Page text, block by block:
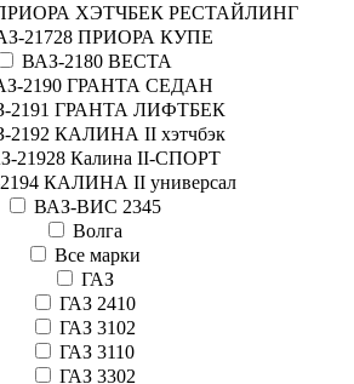
ПРИОРА ХЭТЧБЕК РЕСТАЙЛИНГ
21728 ПРИОРА КУПЕ
ВАЗ-2180 ВЕСТА
2190 ГРАНТА СЕДАН
2191 ГРАНТА ЛИФТБЕК
2192 КАЛИНА II хэтчбэк
21928 Калина II-СПОРТ
КАЛИНА II универсал
ВАЗ-ВИС 2345
Волга
Все марки
ГАЗ
ГАЗ 2410
ГАЗ 3102
ГАЗ 3110
ГАЗ 3302